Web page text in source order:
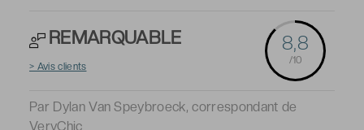
REMARQUABLE 8,8
/10
> Avis clients
Par Dylan Van Speybroeck, correspondant de
VeryChic